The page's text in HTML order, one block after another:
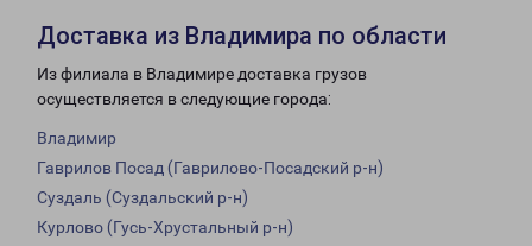
Доставка из Владимира по области
Из филиала в Владимире доставка грузов
осуществляется в следующие города:
Владимир
Гаврилов Посад (Гаврилово-Посадский р-н)
Суздаль (Суздальский р-н)
Курлово (Гусь-Хрустальный р-н)